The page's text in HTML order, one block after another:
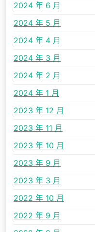
2024 年 6 月
2024 年 5 月
2024 年 4 月
2024 年 3 月
2024 年 2 月
2024 年 1 月
2023 年 12 月
2023 年 11 月
2023 年 10 月
2023 年 9 月
2023 年 3 月
2022 年 10 月
2022 年 9 月